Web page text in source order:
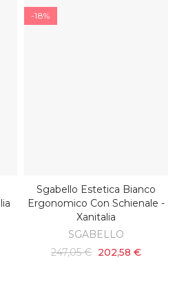
-18%
AGGIUNGI AL CARRELLO
Sgabello Estetica Bianco
Ergonomico Con Schienale -
Xanitalia
SGABELLO
247,05 € 202,58 €